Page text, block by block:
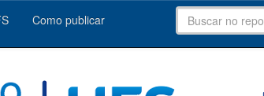
Como publicar